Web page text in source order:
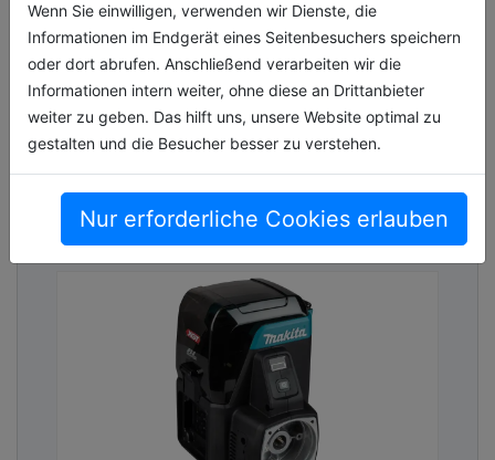
Wenn Sie einwilligen, verwenden wir Dienste, die
Informationen im Endgerät eines Seitenbesuchers speichern
oder dort abrufen. Anschließend verarbeiten wir die
Informationen intern weiter, ohne diese an Drittanbieter
weiter zu geben. Das hilft uns, unsere Website optimal zu
gestalten und die Besucher besser zu verstehen.
Nur erforderliche Cookies erlauben
Wie lassen sich Sicherheit, ein angenehmes
Raumklima und eine klare Orientierung in
einer Kinderkrippe für viele Kinder und das
pädagogische Team gleichermaßen [...]
06.07.2026, Lesezeit ca. 6 Minuten
allgemein